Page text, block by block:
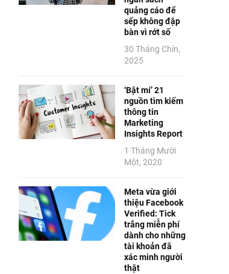
quảng cáo để
sếp không đập
bàn vì rớt số
30 Tháng Chín,
2025
‘Bật mí’ 21
nguồn tìm kiếm
thông tin
Marketing
Insights Report
1 Tháng Mười
Một, 2020
Meta vừa giới
thiệu Facebook
Verified: Tick
trắng miễn phí
dành cho những
tài khoản đã
xác minh người
thật